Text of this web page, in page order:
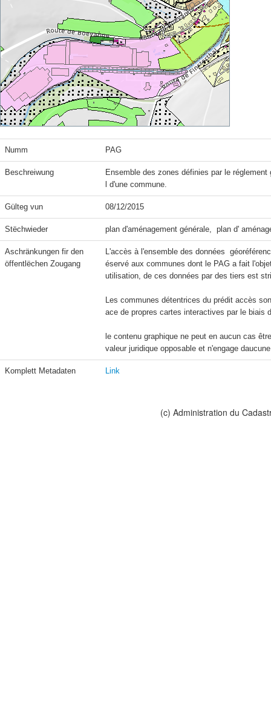
Numm PAG
Beschreiwung
Ensemble des zones définies par le
l d'une commune.
Gülteg vun 08/12/2015
Stëchwieder plan d'aménagement générale,  plan d'
Aschränkungen fir den
öffentlëchen Zougang
L'accès à l'ensemble des données
éservé aux communes dont le PAG a fait
utilisation, de ces données par des tiers est
Les communes détentrices du prédit accès
ace de propres cartes interactives par le biais
le contenu graphique ne peut en aucun cas
valeur juridique opposable et n'engage
Komplett Metadaten Link
(c) Administration du